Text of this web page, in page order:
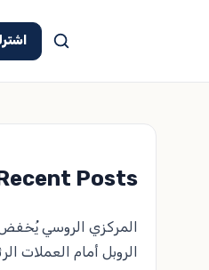
Posts
المركزي الروسي
الروبل أمام العملات